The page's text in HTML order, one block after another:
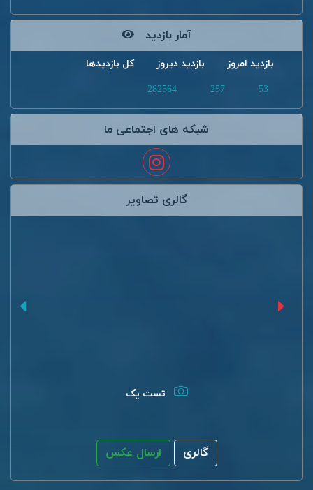
آمار بازدید
بازدید امروز بازدید دیروز
کل بازدیدها
53
257
282564
شبکه های اجتماعی ما
گالری تصاویر
تست یک
گالری ارسال عکس